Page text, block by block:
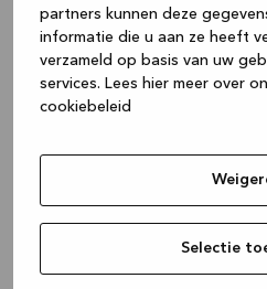
partners kunnen deze
informatie die u aan ze heeft
verzameld op basis van uw
services. Lees hier meer over
cookiebeleid
Selectie
(see the